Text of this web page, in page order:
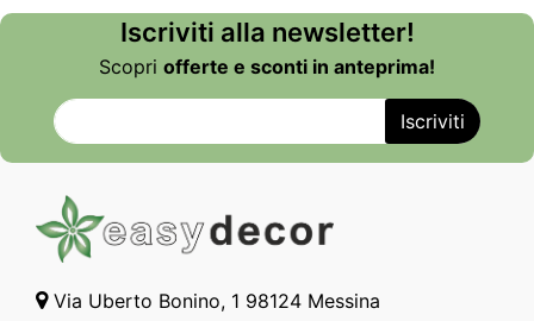
Iscriviti alla newsletter!
Scopri offerte e sconti in anteprima!
Via Uberto Bonino, 1 98124 Messina